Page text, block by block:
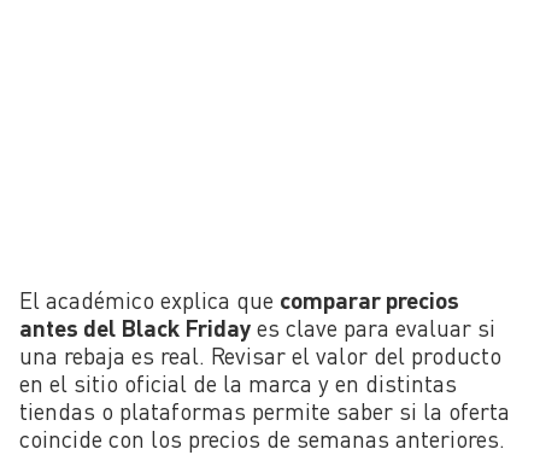
El académico explica que comparar precios
antes del Black Friday es clave para evaluar si
una rebaja es real. Revisar el valor del producto
en el sitio oficial de la marca y en distintas
tiendas o plataformas permite saber si la oferta
coincide con los precios de semanas anteriores.